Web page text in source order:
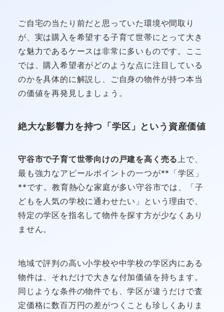
ご自宅の当たり前だと思っていた環境や間取り
が、実は購入を希望する子育て世帯にとって大き
な魅力であるケースは非常に多いものです。ここ
では、購入希望者がどのような点に注目している
のかを具体的に解説し、ご自身の物件が持つ本当
の価値を再発見しましょう。
絶大な影響力を持つ「学区」という資産価値
守谷市で子育て世帯向けの戸建を高く売る 上で、
最も強力なアピールポイントの一つが**「学区」
**です。教育熱心な家庭が多い守谷市では、「子
どもを人気の学校に通わせたい」という理由で、
特定の学区を指名して物件を探す方が少なくあり
ません。
地域で評判の高い小学校や中学校の学区内にある
物件は、それだけで大きな付加価値を持ちます。
同じような条件の物件でも、学区が違うだけで査
定価格に数百万円の差がつくことも珍しくありま